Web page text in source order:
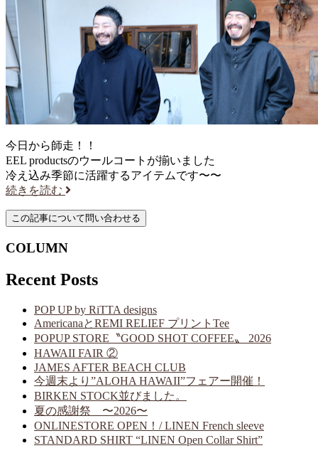
今日から師走！！
EEL productsのウールコートが揃いました
冷え込み季節に活躍するアイテムです〜〜
続きを読む
COLUMN
Recent Posts
POP UP by RiTTA designs
AmericanaとREMI RELIEF プリントTee
POPUP STORE〝GOOD SHOT COFFEE〟 2026
HAWAII FAIR ②
JAMES AFTER BEACH CLUB
今週末より”ALOHA HAWAII”フェアー開催！
BIRKEN STOCK並びました。
夏の感謝祭 〜2026〜
ONLINESTORE OPEN！/ LINEN French sleeve
STANDARD SHIRT “LINEN Open Collar Shirt”